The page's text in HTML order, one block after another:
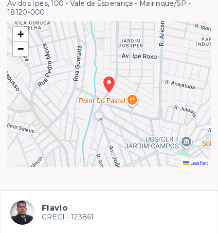
Av dos Ipes, 100 - Vale da Esperança - Mairinque/SP -
18120-000
+
−
Leaflet
Flavio
CRECI - 123861